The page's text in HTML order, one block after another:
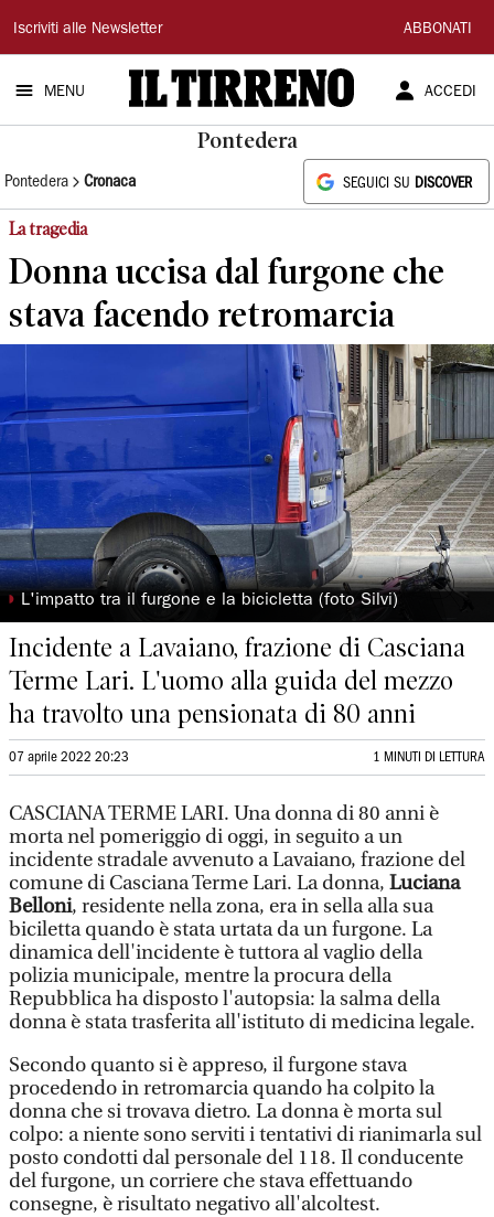
Il
Tirreno
Iscriviti alle Newsletter ABBONATI
MENU ACCEDI
Pontedera
Pontedera Cronaca SEGUICI SU DISCOVER
La tragedia
Donna uccisa dal furgone che
stava facendo retromarcia
◗ L'impatto tra il furgone e la bicicletta (foto Silvi)
Incidente a Lavaiano, frazione di Casciana
Terme Lari. L'uomo alla guida del mezzo
ha travolto una pensionata di 80 anni
07 aprile 2022 20:23 1 MINUTI DI LETTURA
CASCIANA TERME LARI. Una donna di 80 anni è
morta nel pomeriggio di oggi, in seguito a un
incidente stradale avvenuto a Lavaiano, frazione del
comune di Casciana Terme Lari. La donna, Luciana
Belloni, residente nella zona, era in sella alla sua
biciletta quando è stata urtata da un furgone. La
dinamica dell'incidente è tuttora al vaglio della
polizia municipale, mentre la procura della
Repubblica ha disposto l'autopsia: la salma della
donna è stata trasferita all'istituto di medicina legale.
Secondo quanto si è appreso, il furgone stava
procedendo in retromarcia quando ha colpito la
donna che si trovava dietro. La donna è morta sul
colpo: a niente sono serviti i tentativi di rianimarla sul
posto condotti dal personale del 118. Il conducente
del furgone, un corriere che stava effettuando
consegne, è risultato negativo all'alcoltest.